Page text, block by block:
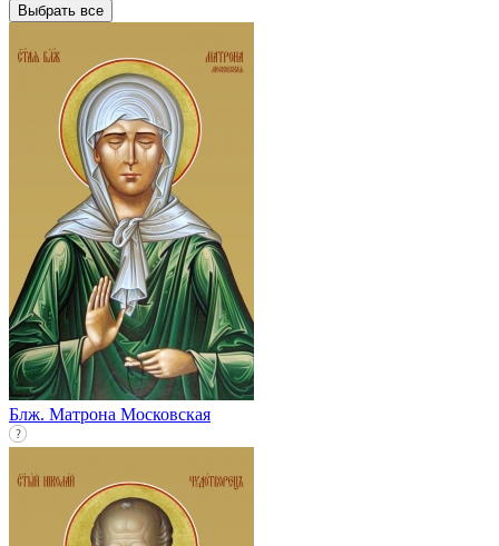
Выбрать все
Блж. Матрона Московская